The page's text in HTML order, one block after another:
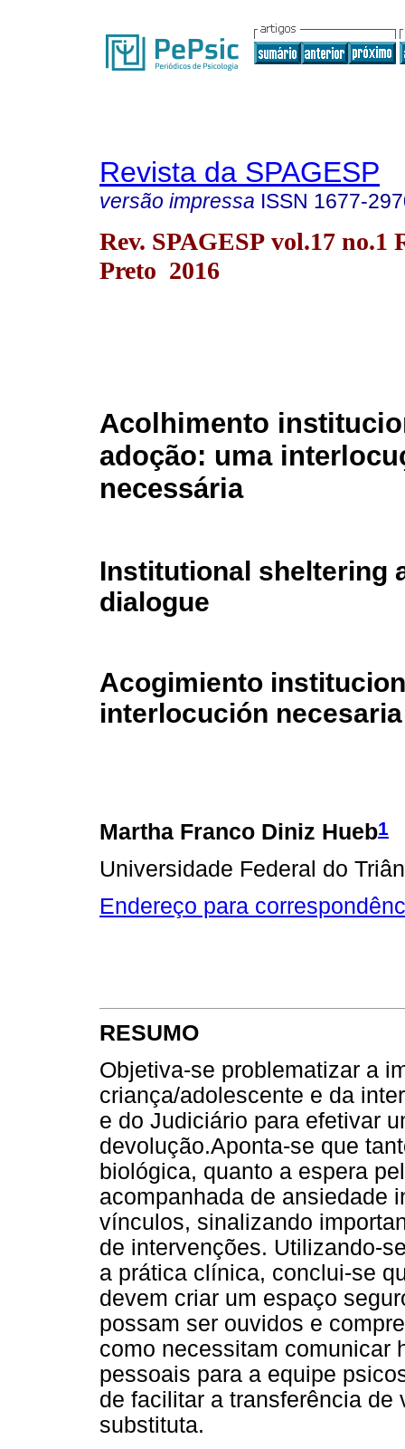
Revista da SPAGESP
versão impressa ISSN 1677-
Rev. SPAGESP vol.17 no.1
Preto 2016
Acolhimento
adoção: uma
necessária
Institutional sheltering
dialogue
Acogimiento
interlocución necesaria
Martha Franco Diniz Hueb1
Universidade Federal do
Endereço para
RESUMO
Objetiva-se problematizar a
criança/adolescente e da
e do Judiciário para efetivar
devolução.Aponta-se que
biológica, quanto a espera
acompanhada de ansiedade
vínculos, sinalizando
de intervenções. Utilizando-
a prática clínica, conclui-se
devem criar um espaço
possam ser ouvidos e
como necessitam comunicar
pessoais para a equipe
de facilitar a transferência
substituta.